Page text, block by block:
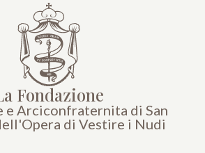
Fondazione
e Arciconfraternita di San
di Vestire i Nudi